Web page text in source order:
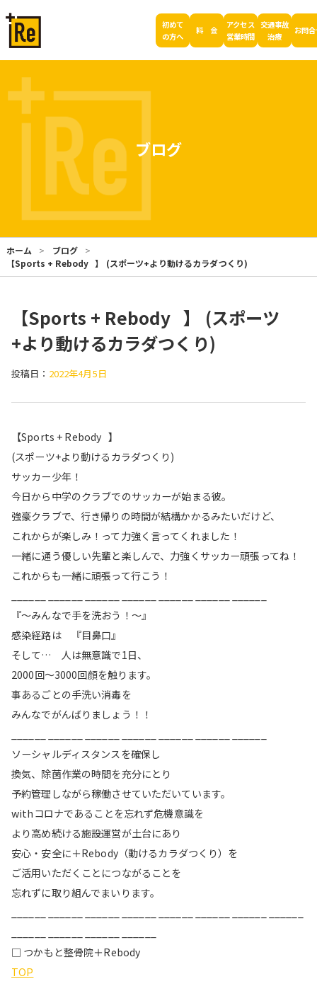
初めて
の方へ
料 金
アクセス
営業時間
交通事故
治療
お問
ブログ
ホーム
ブログ
【Sports + Rebody⠀】 (スポーツ+より動けるカラダつくり)
【Sports + Rebody⠀】 (スポーツ
+より動けるカラダつくり)
投稿日： 2022年4月5日
【Sports + Rebody⠀】
(スポーツ+より動けるカラダつくり)
サッカー少年！
今日から中学のクラブでのサッカーが始まる彼。
強豪クラブで、行き帰りの時間が結構かかるみたいだけど、
これからが楽しみ！って力強く言ってくれました！
一緒に通う優しい先輩と楽しんで、力強くサッカー頑張ってね！
これからも一緒に頑張って行こう！
『〜みんなで手を洗おう！〜』
感染経路は 『目鼻口』
そして… 人は無意識で1日、
2000回〜3000回顔を触ります。
事あるごとの手洗い消毒を
みんなでがんばりましょう！！
ソーシャルディスタンスを確保し
換気、除菌作業の時間を充分にとり
予約管理しながら稼働させていただいています。
withコロナであることを忘れず危機意識を
より高め続ける施設運営が土台にあり
安心・安全に＋Rebody（動けるカラダつくり）を
ご活用いただくことにつながることを
忘れずに取り組んでまいります。
□ つかもと整骨院＋Rebody
TOP